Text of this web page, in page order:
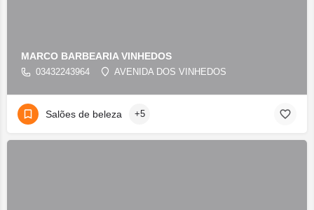
MARCO BARBEARIA VINHEDOS
03432243964 AVENIDA DOS VINHEDOS
Salões de beleza +5